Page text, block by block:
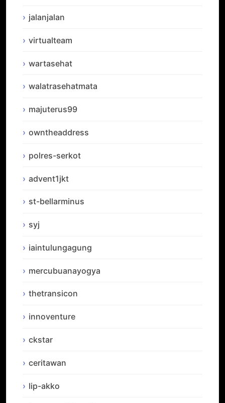
jalanjalan
virtualteam
wartasehat
walatrasehatmata
majuterus99
owntheaddress
polres-serkot
advent1jkt
st-bellarminus
syj
iaintulungagung
mercubuanayogya
thetransicon
innoventure
ckstar
ceritawan
lip-akko